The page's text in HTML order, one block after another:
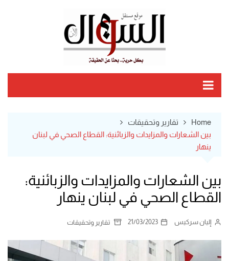
Home
تقارير وتحقيقات
بين الشعارات والمزايدات والزبائنية: القطاع الصحي في لبنان
ينهار
بين الشعارات والمزايدات والزبائنية:
القطاع الصحي في لبنان ينهار
إليان سركيس 21/03/2023 تقارير وتحقيقات